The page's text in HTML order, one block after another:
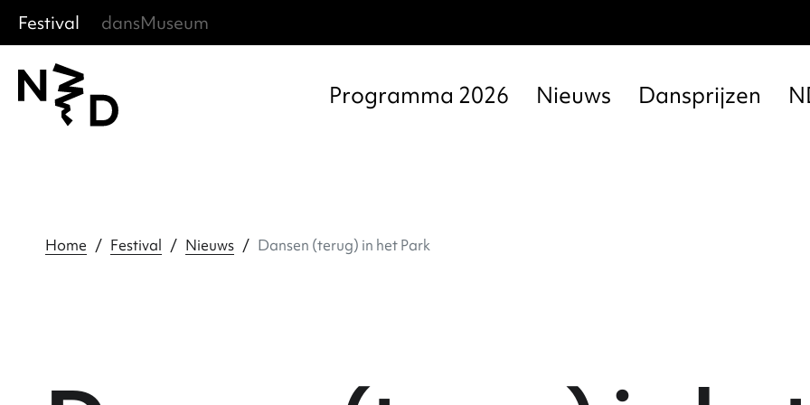
Sla menu over
Ga direct naar hoofdnavigatie
Ga direct naar footer
Festival dansMuseum
Programma 2026 Nieuws Dansprijzen
Home Festival Nieuws Dansen (terug) in het Park